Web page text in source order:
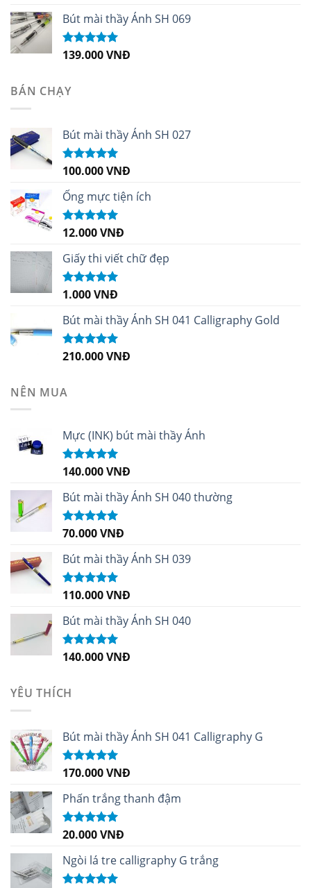
Bút mài thầy Ánh SH 069
Được xếp
139.000VNĐ
BÁN CHẠY
Bút mài thầy Ánh SH 027
Được xếp
sao
100.000VNĐ
Ống mực tiện ích
Được xếp
sao
12.000VNĐ
Giấy thi viết chữ đẹp
Được xếp
sao
1.000VNĐ
Bút mài thầy Ánh SH 041 Calligraphy Gold
Được xếp
210.000VNĐ
NÊN MUA
Mực (INK) bút mài thầy Ánh
Được xếp
sao
140.000VNĐ
Bút mài thầy Ánh SH 040 thường
Được xếp
sao
70.000VNĐ
Bút mài thầy Ánh SH 039
Được xếp
sao
110.000VNĐ
Bút mài thầy Ánh SH 040
Được xếp
140.000VNĐ
YÊU THÍCH
Bút mài thầy Ánh SH 041 Calligraphy G
Được xếp
sao
170.000VNĐ
Phấn trắng thanh đậm
Được xếp
sao
20.000VNĐ
Ngòi lá tre calligraphy G trắng